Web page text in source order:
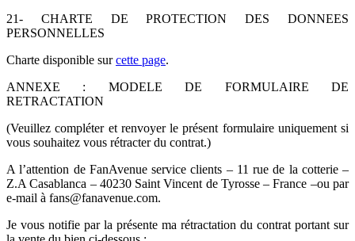
21- CHARTE DE PROTECTION DES DONNEES
PERSONNELLES
Charte disponible surcette page.
ANNEXE : MODELE DE FORMULAIRE DE
RETRACTATION
(Veuillez compléter et renvoyer le présent formulaire uniquement si
vous souhaitez vous rétracter du contrat.)
A l’attention de FanAvenue service clients – 11 rue de la cotterie –
Z.A Casablanca – 40230 Saint Vincent de Tyrosse – France –ou par
e-mail à fans@fanavenue.com.
Je vous notifie par la présente ma rétractation du contrat portant sur